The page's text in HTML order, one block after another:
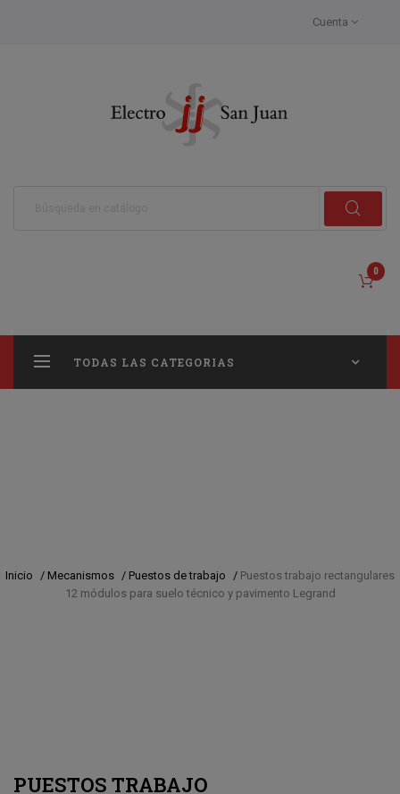
Cuenta
0
TODAS LAS CATEGORIAS
Inicio / Mecanismos / Puestos de trabajo / Puestos trabajo rectangulares
12 módulos para suelo técnico y pavimento Legrand
PUESTOS TRABAJO